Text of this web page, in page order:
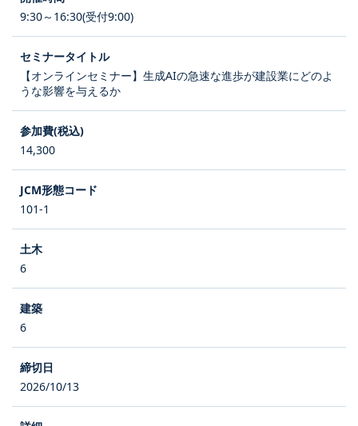
9:30～16:30(受付9:00)
【オンラインセミナー】生成AIの急速な進歩が建設業にどのよ
うな影響を与えるか
14,300
101-1
6
6
2026/10/13